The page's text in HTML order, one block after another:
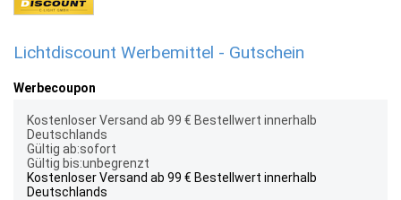
Lichtdiscount Werbemittel - Gutschein
Werbecoupon
Kostenloser Versand ab 99 € Bestellwert innerhalb
Deutschlands
Gültig ab:sofort
Gültig bis:unbegrenzt
Kostenloser Versand ab 99 € Bestellwert innerhalb
Deutschlands